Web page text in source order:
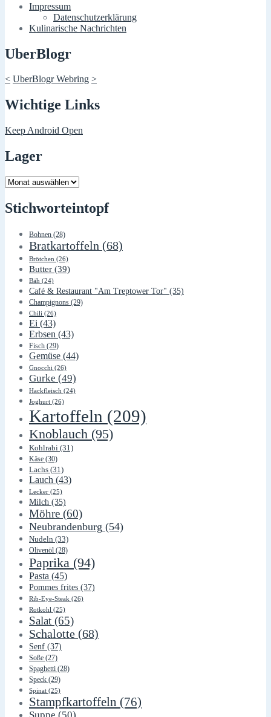
Impressum
Datenschutzerklärung
Kulinarische Nachrichten
UberBlogr
< UberBlogr Webring >
Wichtige Links
Keep Android Open
Lager
Lager
Stichworteintopf
Bohnen (28)
Bratkartoffeln (68)
Brötchen (26)
Butter (39)
Bäh (24)
Café & Restaurant "Am Treptower Tor" (35)
Champignons (29)
Chili (26)
Ei (43)
Erbsen (43)
Fisch (29)
Gemüse (44)
Gnocchi (26)
Gurke (49)
Hackfleisch (24)
Joghurt (26)
Kartoffeln (209)
Knoblauch (95)
Kohlrabi (31)
Käse (30)
Lachs (31)
Lauch (43)
Lecker (25)
Milch (35)
Möhre (60)
Neubrandenburg (54)
Nudeln (33)
Olivenöl (28)
Paprika (94)
Pasta (45)
Pommes frites (37)
Rib-Eye-Steak (26)
Rotkohl (25)
Salat (65)
Schalotte (68)
Senf (37)
Soße (27)
Spaghetti (28)
Speck (29)
Spinat (25)
Stampfkartoffeln (76)